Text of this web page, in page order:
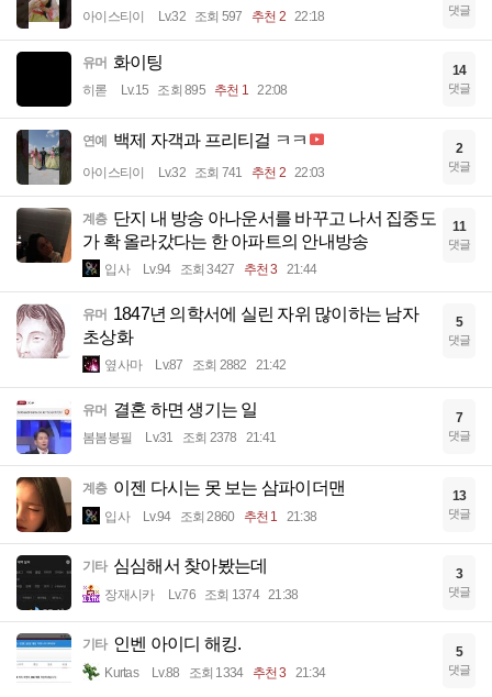
아이스티이 Lv.32 조회 597 추천 2 22:18 댓글
유머 화이팅
히롣 Lv.15 조회 895 추천 1 22:08
14
댓글
연예 백제 자객과 프리티걸 ㅋㅋ
아이스티이 Lv.32 조회 741 추천 2 22:03
2
댓글
계층 단지 내 방송 아나운서를 바꾸고 나서 집중도
가 확 올라갔다는 한 아파트의 안내방송
입사 Lv.94 조회 3427 추천 3 21:44
11
댓글
유머 1847년 의학서에 실린 자위 많이하는 남자
초상화
옆사마 Lv.87 조회 2882 21:42
5
댓글
유머 결혼 하면 생기는 일
봄봄봉필 Lv.31 조회 2378 21:41
7
댓글
계층 이젠 다시는 못 보는 삼파이더맨
입사 Lv.94 조회 2860 추천 1 21:38
13
댓글
기타 심심해서 찾아봤는데
장재시카 Lv.76 조회 1374 21:38
3
댓글
기타 인벤 아이디 해킹.
Kurtas Lv.88 조회 1334 추천 3 21:34
5
댓글